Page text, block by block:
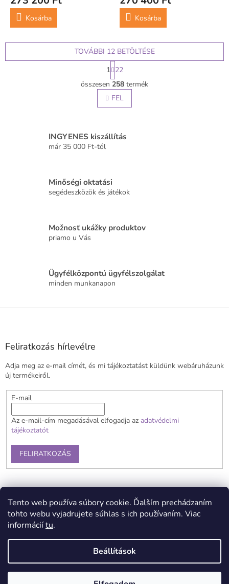
Tento web používa súbory cookie. Ďalším prechádzaním
tohto webu vyjadrujete súhlas s ich používaním. Viac
informáciítu.
Beállítások
Kosárba Kosárba
L
i
s
t
r
á
l
e
TOVÁBBI 12 BETÖLTÉSE
L
a
p
o
z
á
1 22
összesen 258 termék
FEL
INGYENES kiszállítás
már 35 000 Ft-tól
Minőségi oktatási
segédeszközök és játékok
Možnosť ukážky produktov
priamo u Vás
Ügyfélközpontú ügyfélszolgálat
minden munkanapon
L
Feliratkozás hírlevélre
Adja meg az e-mail címét, és mi tájékoztatást küldünk webáruházunk
új termékeiről.
E-mail
Az e-mail-cím megadásával elfogadja az adatvédelmi
tájékoztatót
FELIRATKOZÁS
Reklamációs feltételek Kapcsolat Adatvédelmi tájékoztató
Shoptet készítette